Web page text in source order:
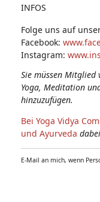
INFOS
Folge uns auf
Facebook:
Instagram:
Sie müssen Mitglied
Yoga, Meditation
hinzuzufügen.
Bei Yoga Vidya
und Ayurveda
E-Mail an mich, wenn